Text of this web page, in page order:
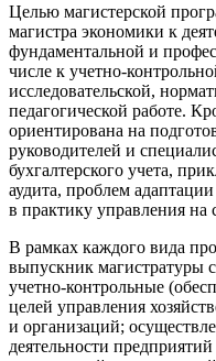
Целью магистерской
магистра экономики к
фундаментальной и
числе к учетно-
исследовательской,
педагогической работе.
ориентирована на
руководителей и
бухгалтерского учета,
аудита, проблем адаптации
в практику управления на
В рамках каждого вида
выпускник магистратуры
учетно-контрольные
целей управления
и организаций;
деятельности